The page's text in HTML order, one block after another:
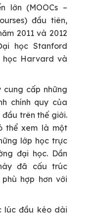
lớn (MOOCs –
đầu tiên,
2011 và 2012
học Stanford
học Harvard và
cung cấp những
chính quy của
trên thế giới.
thể xem là một
lớp học trực
đại học. Dần
đã cấu trúc
hợp hơn với
lúc đầu kéo dài